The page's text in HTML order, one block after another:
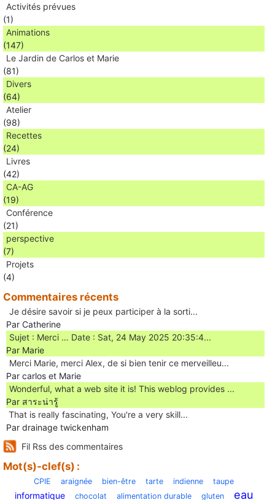
Activités prévues
(1)
Animations
(147)
Le Jardin de Carlos et Marie
(81)
Divers
(64)
Atelier
(98)
Recettes
(24)
Livres
(42)
CA-AG
(19)
Conférence
(21)
perspective
(7)
Projets
(4)
Commentaires récents
Je désire savoir si je peux participer à la sorti...
Par Catherine
Sujet : Merci … Date : Sat, 24 May 2025 20:35:4...
Par Marie
Merci Marie, merci Alex, de si bien tenir ce merveilleu...
Par carlos et Marie
Wonderful, what a web site it is! This weblog provides ...
Par สาระน่ารู้
Ꭲhat is really fascinating, You'rе a very skill...
Par drainage twickenham
Fil Rss des commentaires
Mot(s)-clef(s) :
CPIE araignée bien-être tarte indienne taupe
informatique chocolat alimentation durable gluten eau